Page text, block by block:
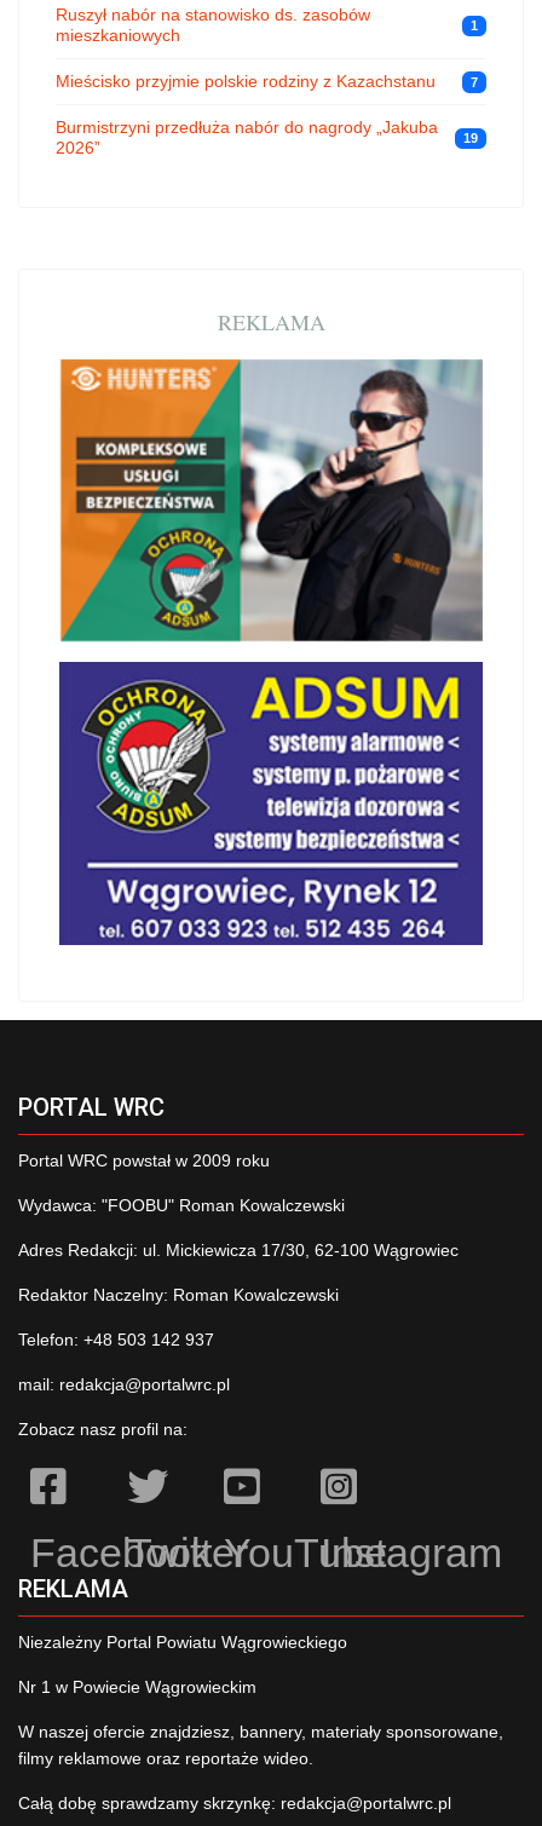
Ruszył nabór na stanowisko ds. zasobów
mieszkaniowych
1
Mieścisko przyjmie polskie rodziny z Kazachstanu 7
Burmistrzyni przedłuża nabór do nagrody „Jakuba
2026”
19
REKLAMA
PORTAL WRC
Portal WRC powstał w 2009 roku
Wydawca: "FOOBU" Roman Kowalczewski
Adres Redakcji: ul. Mickiewicza 17/30, 62-100 Wągrowiec
Redaktor Naczelny: Roman Kowalczewski
Telefon: +48 503 142 937
mail: redakcja@portalwrc.pl
Zobacz nasz profil na:
Facebook
TwitterYouTubeInstagram
REKLAMA
Niezależny Portal Powiatu Wągrowieckiego
Nr 1 w Powiecie Wągrowieckim
W naszej ofercie znajdziesz, bannery, materiały sponsorowane,
filmy reklamowe oraz reportaże wideo.
Całą dobę sprawdzamy skrzynkę: redakcja@portalwrc.pl